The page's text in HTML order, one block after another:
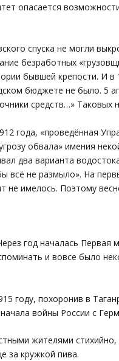
опасается
спуска не могли
безработных
бывшей крепости. И в
бюджете не было. 5
средств…» Таковых
года, «проведённая
обвала» имения
два варианта
всё не размыло». На
имелось. Поэтому
год началась Первая
и вовсе было
году, похоронив в
войны России с
жителями стихийно,
за кружкой пива.